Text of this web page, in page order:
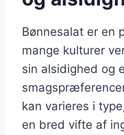
Bønnesalat er en
mange kulturer
sin alsidighed og
kan varieres i
en bred vifte af